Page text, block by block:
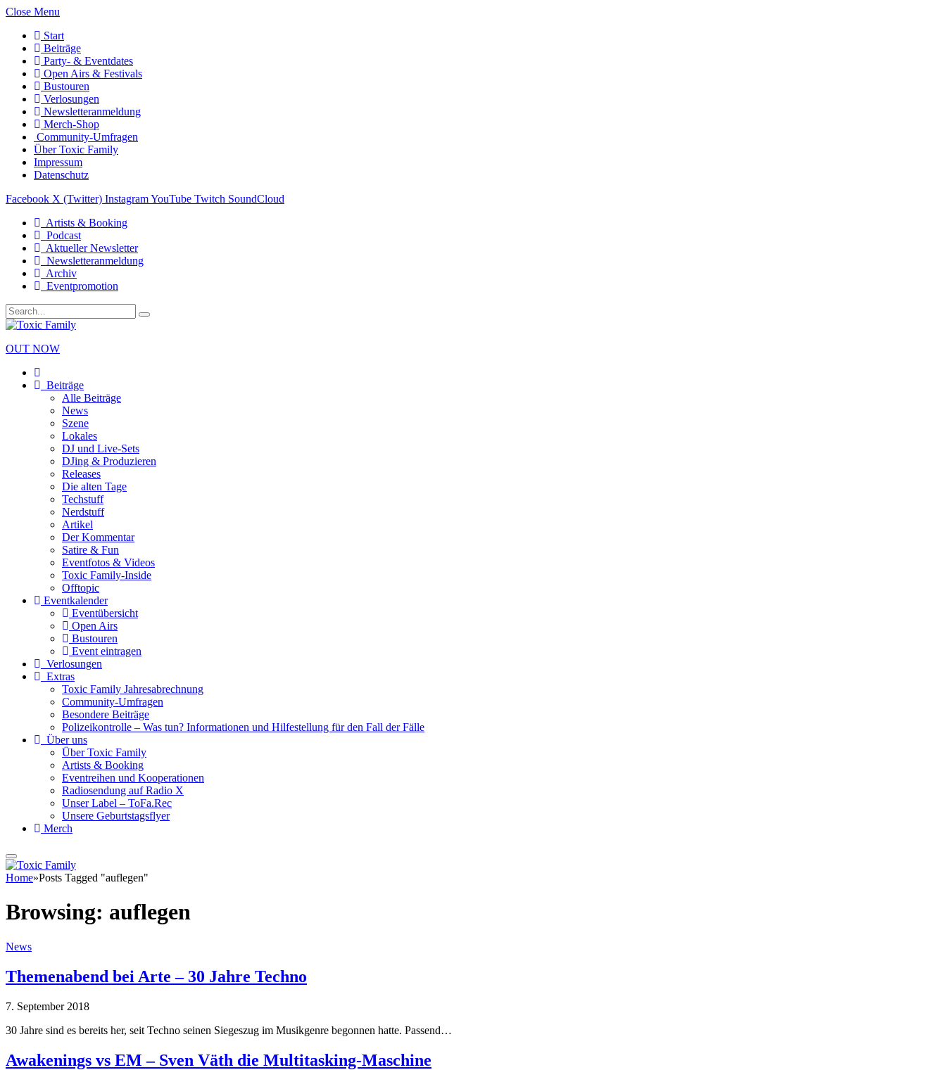
Close Menu
Start
Beiträge
Party- & Eventdates
Open Airs & Festivals
Bustouren
Verlosungen
Newsletteranmeldung
Merch-Shop
Community-Umfragen
Über Toxic Family
Impressum
Datenschutz
Facebook X (Twitter) InstagramYouTube Twitch SoundCloud
Artists & Booking
Podcast
Aktueller Newsletter
Newsletteranmeldung
Archiv
Eventpromotion
OUT NOW
Beiträge
Alle Beiträge
News
Szene
Lokales
DJ und Live-Sets
DJing & Produzieren
Releases
Die alten Tage
Techstuff
Nerdstuff
Artikel
Der Kommentar
Satire & Fun
Eventfotos & Videos
Toxic Family-Inside
Offtopic
Eventkalender
Eventübersicht
Open Airs
Bustouren
Event eintragen
Verlosungen
Extras
Toxic Family Jahresabrechnung
Community-Umfragen
Besondere Beiträge
Polizeikontrolle – Was tun? Informationen und Hilfestellung für den Fall der Fälle
Über uns
Über Toxic Family
Artists & Booking
Eventreihen und Kooperationen
Radiosendung auf Radio X
Unser Label – ToFa.Rec
Unsere Geburtstagsflyer
Merch
Home»Posts Tagged "auflegen"
Browsing: auflegen
News
Themenabend bei Arte – 30 Jahre Techno
7. September 2018
30 Jahre sind es bereits her, seit Techno seinen Siegeszug im Musikgenre begonnen hatte. Passend…
Awakenings vs EM – Sven Väth die Multitasking-Maschine